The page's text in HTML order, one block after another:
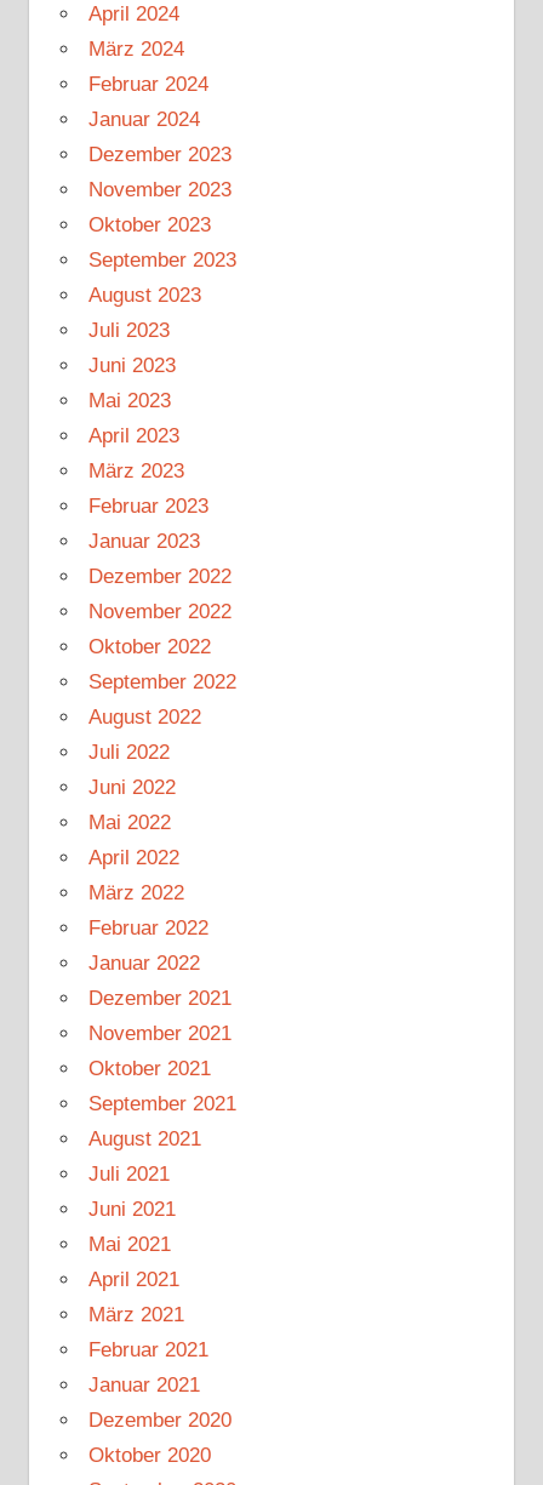
April 2024
März 2024
Februar 2024
Januar 2024
Dezember 2023
November 2023
Oktober 2023
September 2023
August 2023
Juli 2023
Juni 2023
Mai 2023
April 2023
März 2023
Februar 2023
Januar 2023
Dezember 2022
November 2022
Oktober 2022
September 2022
August 2022
Juli 2022
Juni 2022
Mai 2022
April 2022
März 2022
Februar 2022
Januar 2022
Dezember 2021
November 2021
Oktober 2021
September 2021
August 2021
Juli 2021
Juni 2021
Mai 2021
April 2021
März 2021
Februar 2021
Januar 2021
Dezember 2020
Oktober 2020